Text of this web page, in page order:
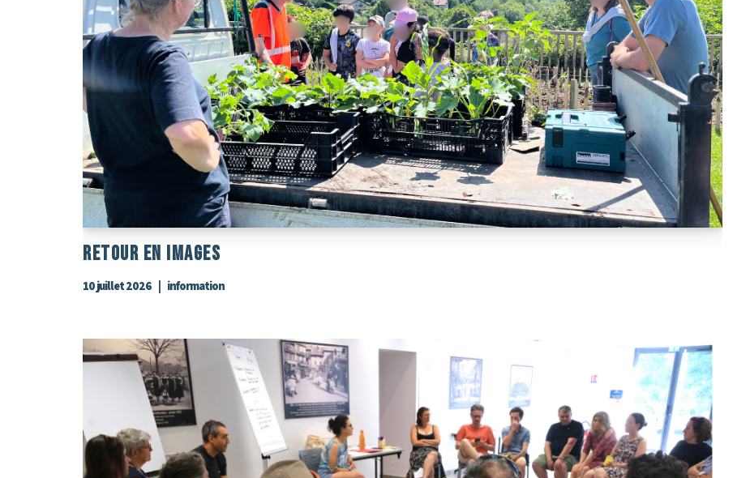
RETOUR En Images
10 juillet 2026 information